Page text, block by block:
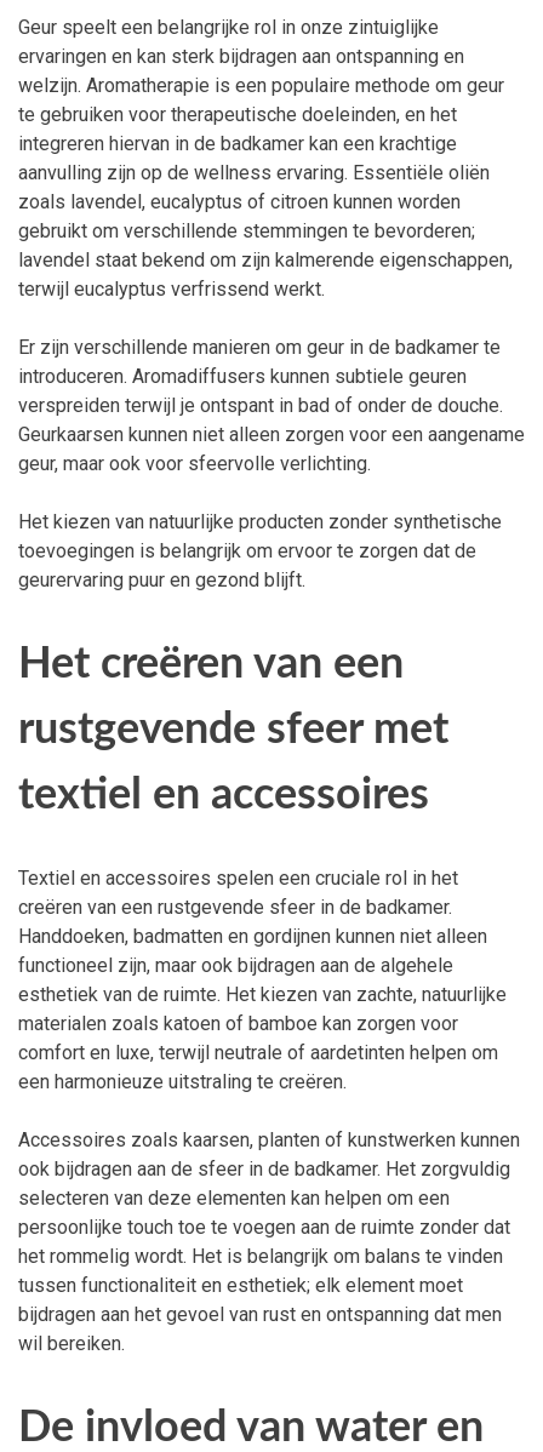
Geur speelt een belangrijke rol in onze zintuiglijke
ervaringen en kan sterk bijdragen aan ontspanning en
welzijn. Aromatherapie is een populaire methode om geur
te gebruiken voor therapeutische doeleinden, en het
integreren hiervan in de badkamer kan een krachtige
aanvulling zijn op de wellness ervaring. Essentiële oliën
zoals lavendel, eucalyptus of citroen kunnen worden
gebruikt om verschillende stemmingen te bevorderen;
lavendel staat bekend om zijn kalmerende eigenschappen,
terwijl eucalyptus verfrissend werkt.
Er zijn verschillende manieren om geur in de badkamer te
introduceren. Aromadiffusers kunnen subtiele geuren
verspreiden terwijl je ontspant in bad of onder de douche.
Geurkaarsen kunnen niet alleen zorgen voor een aangename
geur, maar ook voor sfeervolle verlichting.
Het kiezen van natuurlijke producten zonder synthetische
toevoegingen is belangrijk om ervoor te zorgen dat de
geurervaring puur en gezond blijft.
Het creëren van een
rustgevende sfeer met
textiel en accessoires
Textiel en accessoires spelen een cruciale rol in het
creëren van een rustgevende sfeer in de badkamer.
Handdoeken, badmatten en gordijnen kunnen niet alleen
functioneel zijn, maar ook bijdragen aan de algehele
esthetiek van de ruimte. Het kiezen van zachte, natuurlijke
materialen zoals katoen of bamboe kan zorgen voor
comfort en luxe, terwijl neutrale of aardetinten helpen om
een harmonieuze uitstraling te creëren.
Accessoires zoals kaarsen, planten of kunstwerken kunnen
ook bijdragen aan de sfeer in de badkamer. Het zorgvuldig
selecteren van deze elementen kan helpen om een
persoonlijke touch toe te voegen aan de ruimte zonder dat
het rommelig wordt. Het is belangrijk om balans te vinden
tussen functionaliteit en esthetiek; elk element moet
bijdragen aan het gevoel van rust en ontspanning dat men
wil bereiken.
De invloed van water en